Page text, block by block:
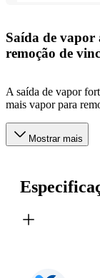
Saída de
remoção de
A saída de vapor
mais vapor para
Mostrar mais